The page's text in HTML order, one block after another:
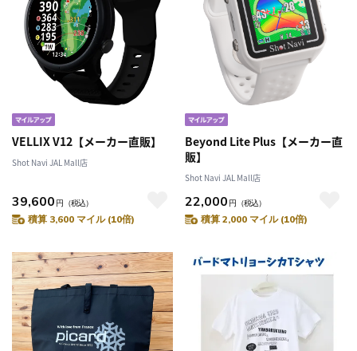
VELLIX V12【メーカー直販】
Shot Navi JAL Mall店
39,600 円 （税込）
積算 3,600 マイル (10倍)
Beyond Lite Plus【メーカー直
販】
Shot Navi JAL Mall店
22,000 円 （税込）
積算 2,000 マイル (10倍)